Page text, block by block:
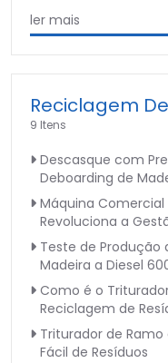
ler mais
Reciclagem
9 Itens
Descasque com
Deboarding de
Máquina
Revoluciona a
Teste de Produção
Madeira a Diesel
Como é o
Reciclagem de
Triturador de
Fácil de Resíduos